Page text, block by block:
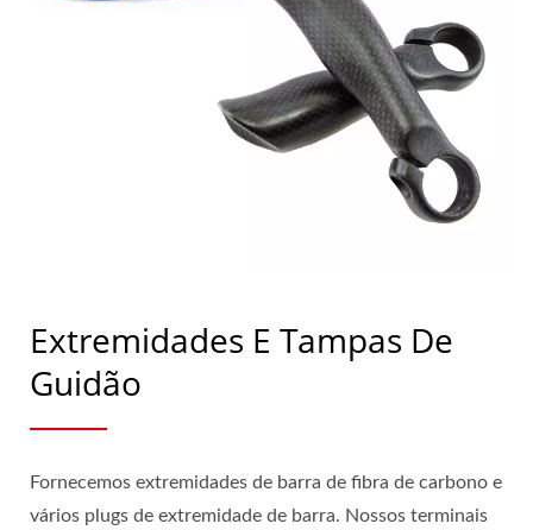
Extremidades E Tampas De
Guidão
Fornecemos extremidades de barra de fibra de carbono e
vários plugs de extremidade de barra. Nossos terminais